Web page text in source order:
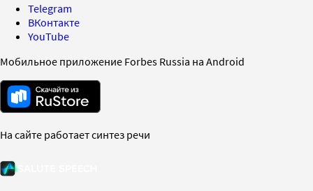
Telegram
ВКонтакте
YouTube
Мобильное приложение Forbes Russia на Android
На сайте работает синтез речи